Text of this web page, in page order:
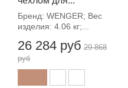
Бренд: WENGER; Вес
изделия: 4.06 кг;...
26 284 руб 29 868
руб